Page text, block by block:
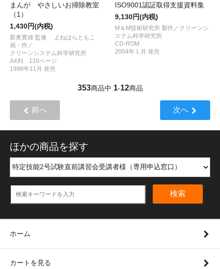
まんが やさしいお掃除教室
（1）
1,430円(内税)
新奥實雄 監修 よねはらともこ
画・作／
クリーンシステム科学研究所
A4判 120ページ
1998年11月 発売
ISO9001認証取得支援資料集
9,130円(内税)
M＆M技術研究所 製作／クリーンシ
ステム科学研究所
CD-ROM
2004年１月 発売
353商品中 1-12商品
前へ 次へ
ほかの商品を探す
検索
ホーム
カートを見る